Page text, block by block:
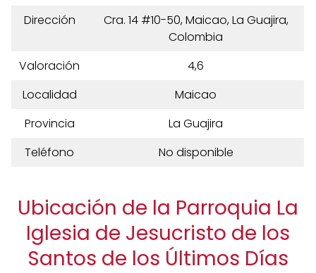
Dirección
Cra. 14 #10-50, Maicao, La Guajira,
Colombia
Valoración
4,6
Localidad
Maicao
Provincia
La Guajira
Teléfono
No disponible
Ubicación de la Parroquia La
Iglesia de Jesucristo de los
Santos de los Últimos Días